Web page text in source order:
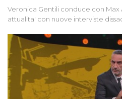
Veronica Gentili conduce con
attualita' con nuove interviste